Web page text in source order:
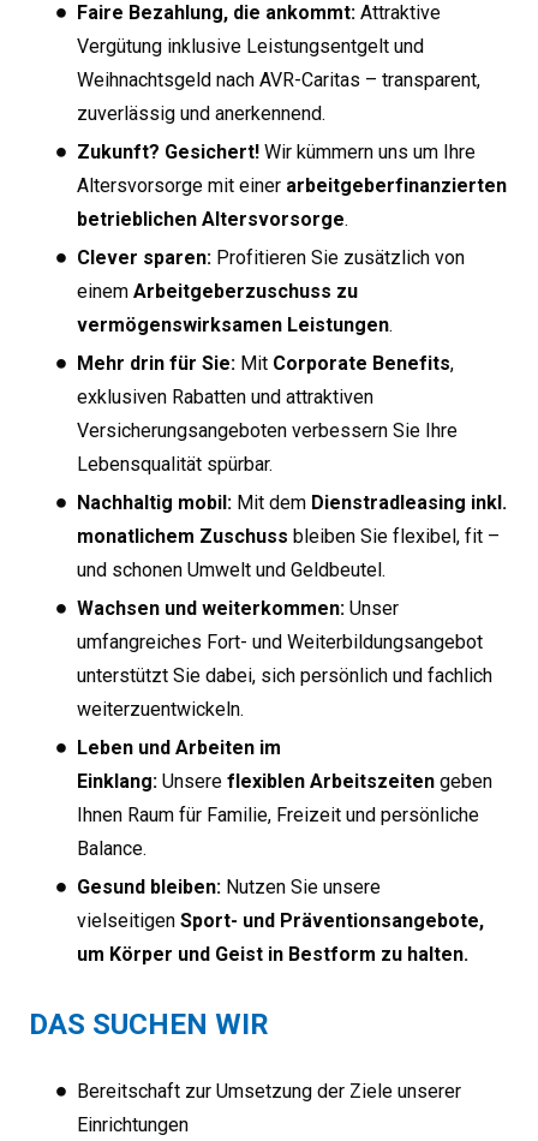
Faire Bezahlung, die ankommt: Attraktive
Vergütung inklusive Leistungsentgelt und
Weihnachtsgeld nach AVR-Caritas – transparent,
zuverlässig und anerkennend.
Zukunft? Gesichert! Wir kümmern uns um Ihre
Altersvorsorge mit einer arbeitgeberfinanzierten
betrieblichen Altersvorsorge.
Clever sparen: Profitieren Sie zusätzlich von
einem Arbeitgeberzuschuss zu
vermögenswirksamen Leistungen.
Mehr drin für Sie: Mit Corporate Benefits,
exklusiven Rabatten und attraktiven
Versicherungsangeboten verbessern Sie Ihre
Lebensqualität spürbar.
Nachhaltig mobil: Mit dem Dienstradleasing inkl.
monatlichem Zuschuss bleiben Sie flexibel, fit –
und schonen Umwelt und Geldbeutel.
Wachsen und weiterkommen: Unser
umfangreiches Fort- und Weiterbildungsangebot
unterstützt Sie dabei, sich persönlich und fachlich
weiterzuentwickeln.
Leben und Arbeiten im
Einklang: Unsere flexiblen Arbeitszeiten geben
Ihnen Raum für Familie, Freizeit und persönliche
Balance.
Gesund bleiben: Nutzen Sie unsere
vielseitigen Sport- und Präventionsangebote,
um Körper und Geist in Bestform zu halten.
DAS SUCHEN WIR
Bereitschaft zur Umsetzung der Ziele unserer
Einrichtungen